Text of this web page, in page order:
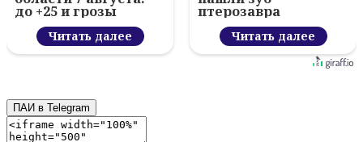
до +25 и грозы
Читать далее
птерозавра
Читать далее
ПАИ в Telegram